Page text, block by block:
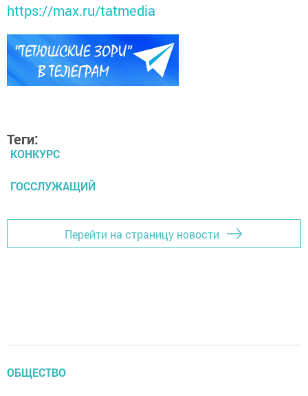
https://max.ru/tatmedia
Теги:
КОНКУРС
ГОССЛУЖАЩИЙ
Перейти на страницу новости
ОБЩЕСТВО